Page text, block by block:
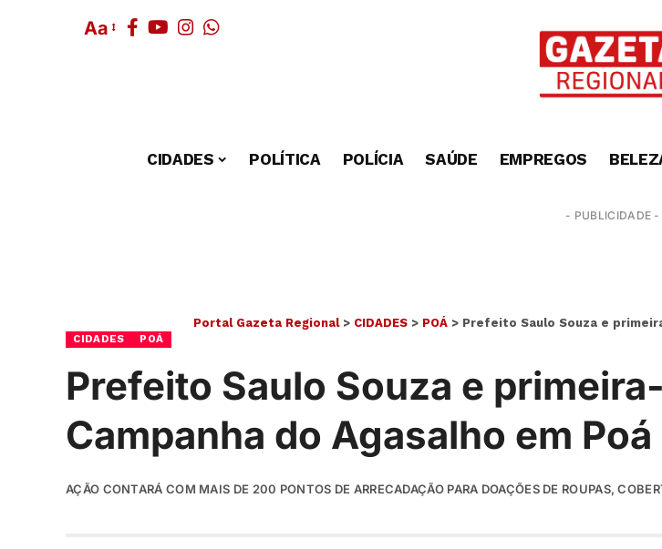
Aa
CIDADES POLÍTICA POLÍCIA SAÚDE EMPREGOS
- PUBLICIDADE -
Portal Gazeta Regional> CIDADES > POÁ > Prefeito Saulo Souza e
CIDADES POÁ
Prefeito Saulo Souza e
Campanha do Agasalho em Poá
AÇÃO CONTARÁ COM MAIS DE 200 PONTOS DE ARRECADAÇÃO PARA DOAÇÕES DE ROUPAS,